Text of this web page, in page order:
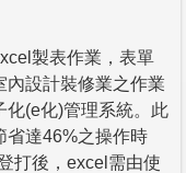
製表作業，表單
內設計裝修業之作業
化(e化)管理系統。此
省達46%之操作時
打後，excel需由使